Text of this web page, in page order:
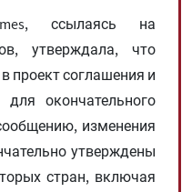
ссылаясь на
утверждала, что
проект соглашения и
окончательного
изменения
утверждены
стран, включая